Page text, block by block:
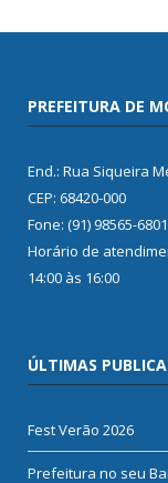
PREFEITURA DE
End.: Rua Siqueira
CEP: 68420-000
Fone: (91) 98565-6801
Horário de
14:00 às 16:00
ÚLTIMAS
Fest Verão 2026
Prefeitura no seu